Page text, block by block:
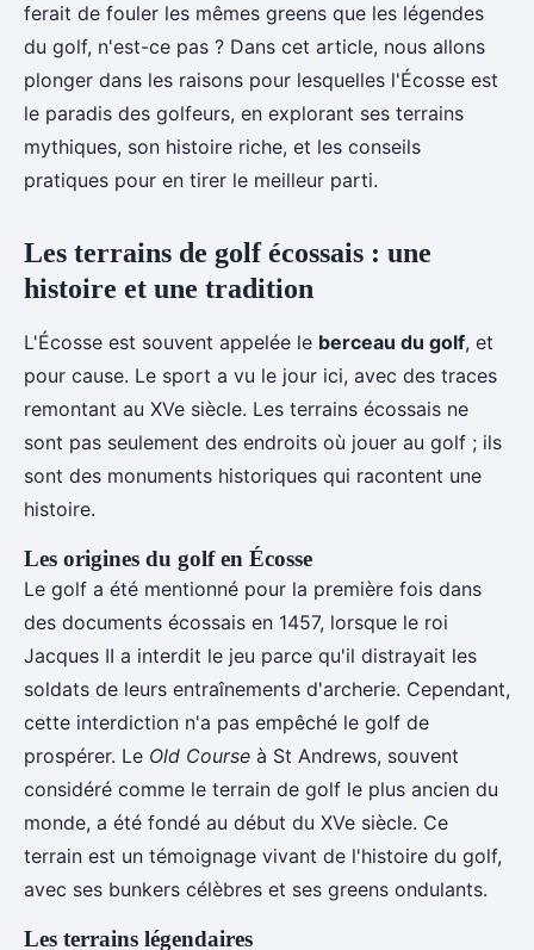
ferait de fouler les mêmes greens que les légendes
du golf, n'est-ce pas ? Dans cet article, nous allons
plonger dans les raisons pour lesquelles l'Écosse est
le paradis des golfeurs, en explorant ses terrains
mythiques, son histoire riche, et les conseils
pratiques pour en tirer le meilleur parti.
Les terrains de golf écossais : une
histoire et une tradition
L'Écosse est souvent appelée le berceau du golf, et
pour cause. Le sport a vu le jour ici, avec des traces
remontant au XVe siècle. Les terrains écossais ne
sont pas seulement des endroits où jouer au golf ; ils
sont des monuments historiques qui racontent une
histoire.
Les origines du golf en Écosse
Le golf a été mentionné pour la première fois dans
des documents écossais en 1457, lorsque le roi
Jacques II a interdit le jeu parce qu'il distrayait les
soldats de leurs entraînements d'archerie. Cependant,
cette interdiction n'a pas empêché le golf de
prospérer. Le Old Course à St Andrews, souvent
considéré comme le terrain de golf le plus ancien du
monde, a été fondé au début du XVe siècle. Ce
terrain est un témoignage vivant de l'histoire du golf,
avec ses bunkers célèbres et ses greens ondulants.
Les terrains légendaires